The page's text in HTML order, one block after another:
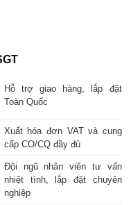
Hỗ trợ giao hàng, lắp đặt
Toàn Quốc
Xuất hóa đơn VAT và cung
cấp CO/CQ đầy đủ
Đội ngũ nhân viên tư vấn
nhiệt tình, lắp đặt chuyên
nghiệp